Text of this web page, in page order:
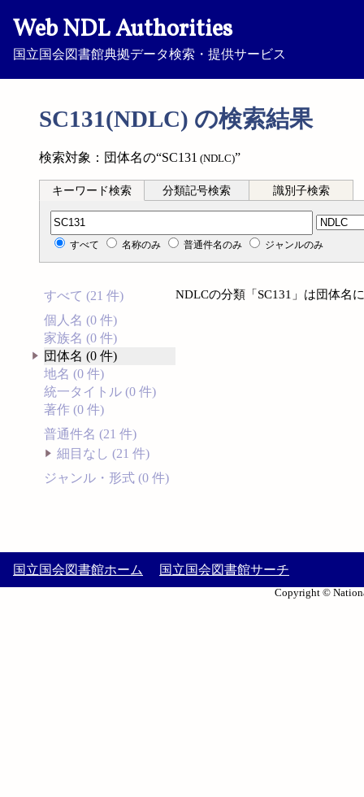
Web NDL Authorities
国立国会図書館典拠データ検索・提供サービス
SC131(NDLC) の検索結果
検索対象：団体名の“SC131 (NDLC)”
キーワード検索 分類記号検索 識別子検索
分類記号検索
すべて 名称のみ 普通件名のみ ジャンルのみ
すべて (21 件)
個人名 (0 件)
家族名 (0 件)
団体名 (0 件)
地名 (0 件)
統一タイトル (0 件)
著作 (0 件)
普通件名 (21 件)
細目なし (21 件)
ジャンル・形式 (0 件)
NDLCの分類「SC131」は団体名
国立国会図書館ホーム 国立国会図書館サーチ
Copyright ©